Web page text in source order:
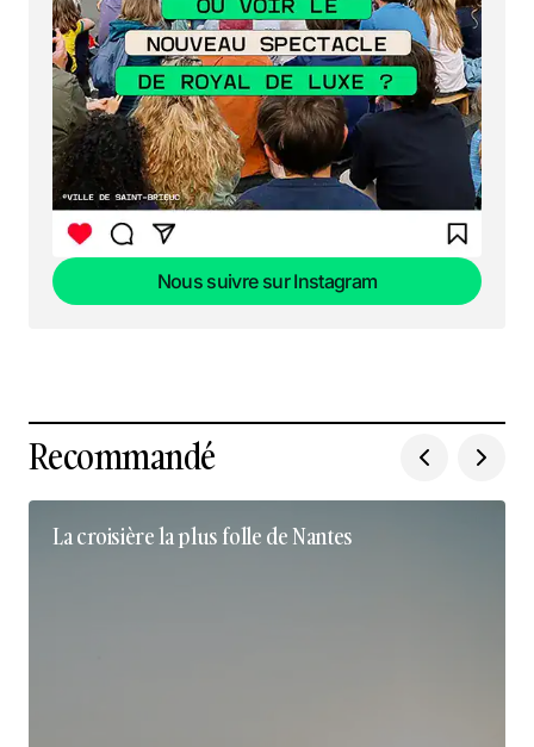
Nous suivre sur Instagram
Recommandé
La croisière la plus folle de Nantes